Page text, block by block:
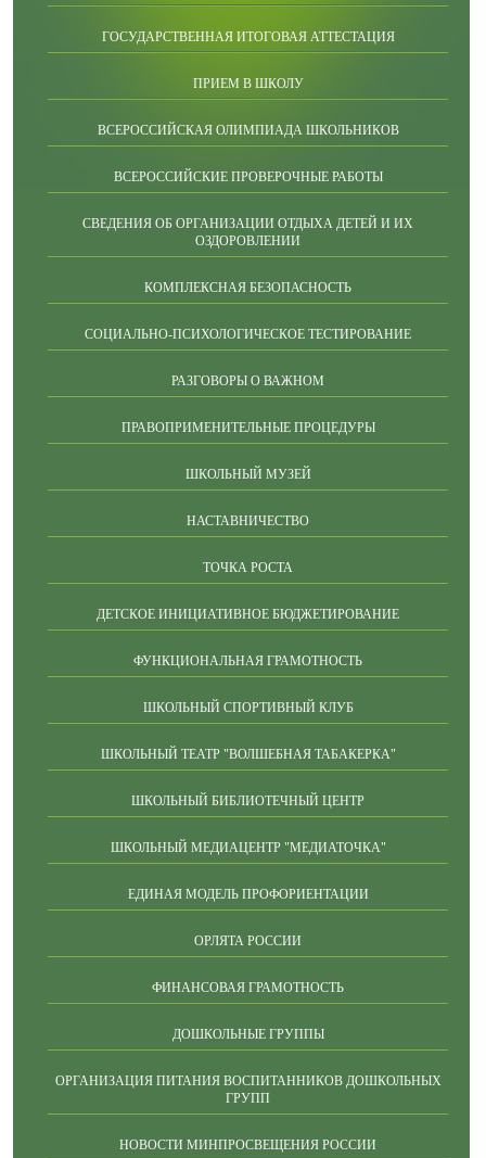
ГОСУДАРСТВЕННАЯ ИТОГОВАЯ АТТЕСТАЦИЯ
ПРИЕМ В ШКОЛУ
ВСЕРОССИЙСКАЯ ОЛИМПИАДА ШКОЛЬНИКОВ
ВСЕРОССИЙСКИЕ ПРОВЕРОЧНЫЕ РАБОТЫ
СВЕДЕНИЯ ОБ ОРГАНИЗАЦИИ ОТДЫХА ДЕТЕЙ И ИХ
ОЗДОРОВЛЕНИИ
КОМПЛЕКСНАЯ БЕЗОПАСНОСТЬ
СОЦИАЛЬНО-ПСИХОЛОГИЧЕСКОЕ ТЕСТИРОВАНИЕ
РАЗГОВОРЫ О ВАЖНОМ
ПРАВОПРИМЕНИТЕЛЬНЫЕ ПРОЦЕДУРЫ
ШКОЛЬНЫЙ МУЗЕЙ
НАСТАВНИЧЕСТВО
ТОЧКА РОСТА
ДЕТСКОЕ ИНИЦИАТИВНОЕ БЮДЖЕТИРОВАНИЕ
ФУНКЦИОНАЛЬНАЯ ГРАМОТНОСТЬ
ШКОЛЬНЫЙ СПОРТИВНЫЙ КЛУБ
ШКОЛЬНЫЙ ТЕАТР "ВОЛШЕБНАЯ ТАБАКЕРКА"
ШКОЛЬНЫЙ БИБЛИОТЕЧНЫЙ ЦЕНТР
ШКОЛЬНЫЙ МЕДИАЦЕНТР "МЕДИАТОЧКА"
ЕДИНАЯ МОДЕЛЬ ПРОФОРИЕНТАЦИИ
ОРЛЯТА РОССИИ
ФИНАНСОВАЯ ГРАМОТНОСТЬ
ДОШКОЛЬНЫЕ ГРУППЫ
ОРГАНИЗАЦИЯ ПИТАНИЯ ВОСПИТАННИКОВ ДОШКОЛЬНЫХ
ГРУПП
НОВОСТИ МИНПРОСВЕЩЕНИЯ РОССИИ